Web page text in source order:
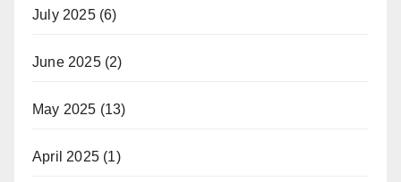
July 2025(6)
June 2025(2)
May 2025 (13)
April 2025 (1)